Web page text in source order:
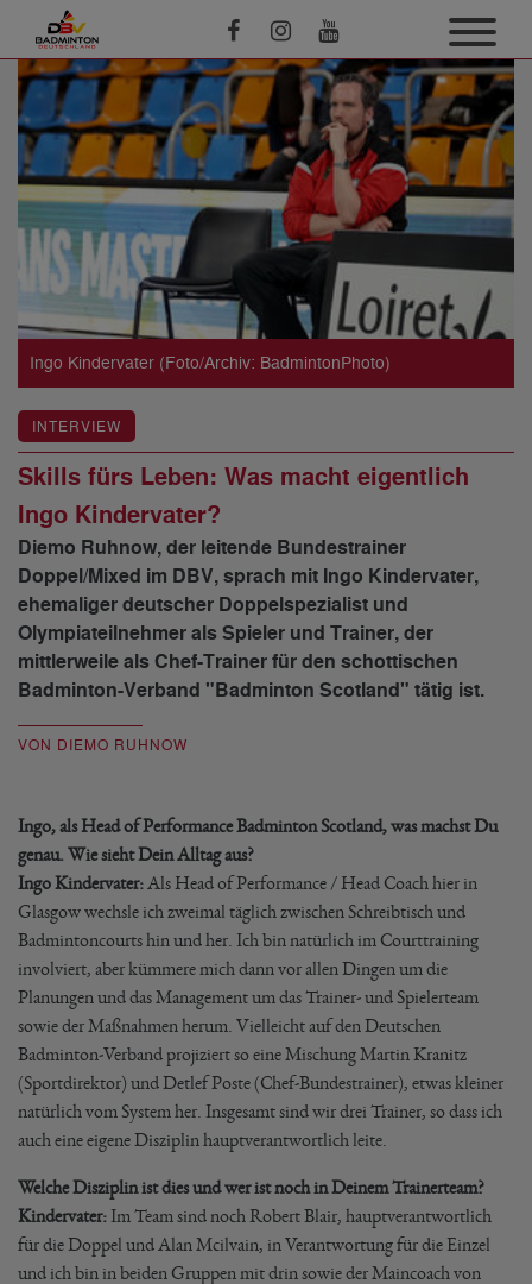
Ingo Kindervater (Foto/Archiv: BadmintonPhoto)
INTERVIEW
Skills fürs Leben: Was macht eigentlich
Ingo Kindervater?
Diemo Ruhnow, der leitende Bundestrainer
Doppel/Mixed im DBV, sprach mit Ingo Kindervater,
ehemaliger deutscher Doppelspezialist und
Olympiateilnehmer als Spieler und Trainer, der
mittlerweile als Chef-Trainer für den schottischen
Badminton-Verband "Badminton Scotland" tätig ist.
VON DIEMO RUHNOW
Ingo, als Head of Performance Badminton Scotland, was machst Du
genau. Wie sieht Dein Alltag aus?
Ingo Kindervater: Als Head of Performance / Head Coach hier in
Glasgow wechsle ich zweimal täglich zwischen Schreibtisch und
Badmintoncourts hin und her. Ich bin natürlich im Courttraining
involviert, aber kümmere mich dann vor allen Dingen um die
Planungen und das Management um das Trainer- und Spielerteam
sowie der Maßnahmen herum. Vielleicht auf den Deutschen
Badminton-Verband projiziert so eine Mischung Martin Kranitz
(Sportdirektor) und Detlef Poste (Chef-Bundestrainer), etwas kleiner
natürlich vom System her. Insgesamt sind wir drei Trainer, so dass ich
auch eine eigene Disziplin hauptverantwortlich leite.
Welche Disziplin ist dies und wer ist noch in Deinem Trainerteam?
Kindervater: Im Team sind noch Robert Blair, hauptverantwortlich
für die Doppel und Alan Mcilvain, in Verantwortung für die Einzel
und ich bin in beiden Gruppen mit drin sowie der Maincoach von